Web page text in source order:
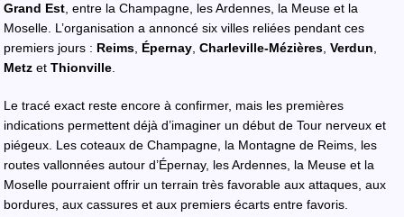
Grand Est , entre la Champagne, les Ardennes, la Meuse et la
Moselle. L’organisation a annoncé six villes reliées pendant ces
premiers jours : Reims Épernay Charleville-Mézières Verdun
Metz et Thionville
Le tracé exact reste encore à confirmer, mais les premières
indications permettent déjà d’imaginer un début de Tour nerveux et
piégeux. Les coteaux de Champagne, la Montagne de Reims, les
routes vallonnées autour d’Épernay, les Ardennes, la Meuse et la
Moselle pourraient offrir un terrain très favorable aux attaques, aux
bordures, aux cassures et aux premiers écarts entre favoris.